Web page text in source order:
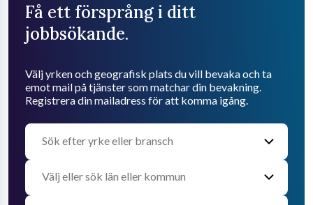
Få ett försprång i ditt
jobbsökande.
Välj yrken och geografisk plats du vill bevaka och ta
emot mail på tjänster som matchar din bevakning.
Registrera din mailadress för att komma igång.